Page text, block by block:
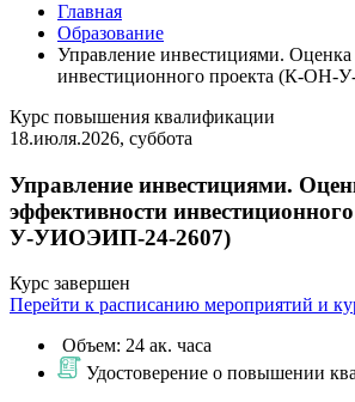
Главная
Образование
Управление инвестициями. Оценка
инвестиционного проекта (К-
Курс повышения квалификации
18.июля.2026, суббота
Управление инвестициями.
эффективности
У-УИОЭИП-24-2607)
Курс завершен
Перейти к расписанию мероприятий и
Объем: 24 ак. часа
Удостоверение о повышении